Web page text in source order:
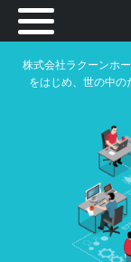
株式会社ラクーンホ
をはじめ、世の中の